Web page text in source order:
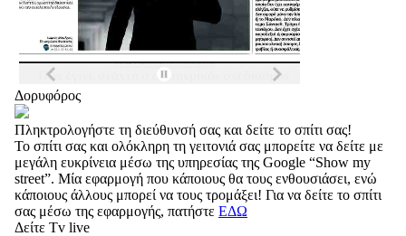
Δορυφόρος
Πληκτρολογήστε τη διεύθυνσή σας και δείτε το σπίτι σας!
Το σπίτι σας και ολόκληρη τη γειτονιά σας μπορείτε να δείτε με
μεγάλη ευκρίνεια μέσω της υπηρεσίας της Google “Show my
street”. Μία εφαρμογή που κάποιους θα τους ενθουσιάσει, ενώ
κάποιους άλλους μπορεί να τους τρομάξει! Για να δείτε το σπίτι
σας μέσω της εφαρμογής, πατήστε ΕΔΩ
Δείτε Tv live